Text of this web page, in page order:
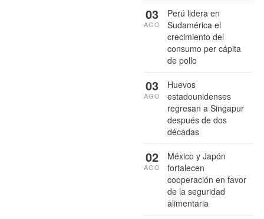
Perú lidera en
Sudamérica el
crecimiento del
consumo per cápita
de pollo
03
AGO
Huevos
estadounidenses
regresan a Singapur
después de dos
décadas
03
AGO
México y Japón
fortalecen
cooperación en favor
de la seguridad
alimentaria
02
AGO